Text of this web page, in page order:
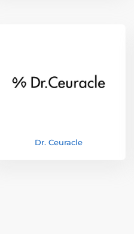
Dr. Ceuracle